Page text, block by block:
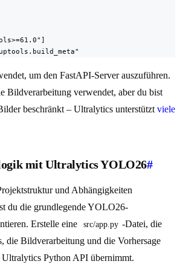
um den FastAPI-Server auszuführen.
Bildverarbeitung verwendet, aber du bist
beschränkt – Ultralytics unterstützt viele
mit Ultralytics YOLO26#
und Abhängigkeiten
du die grundlegende YOLO26-
Erstelle eine
src/app.py -Datei, die
die Bildverarbeitung und die Vorhersage
Python API übernimmt.